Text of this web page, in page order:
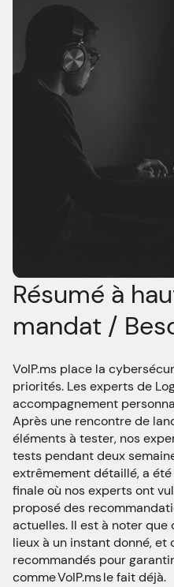
Résumé à
mandat /
VoIP.ms place la
priorités. Les experts de
accompagnement
Après une rencontre de
éléments à tester, nos
tests pendant deux
extrêmement détaillé, a
finale où nos experts ont
proposé des
actuelles. Il est à noter
lieux à un instant donné,
recommandés pour
comme VoIP.ms le fait déjà.